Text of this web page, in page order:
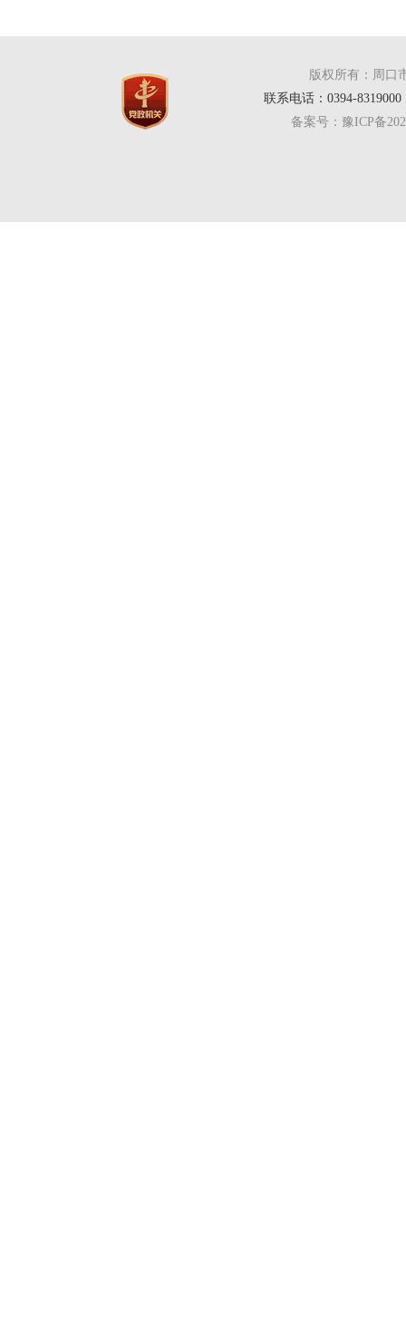
版权所有：周
联系电话：0394-
备案号：豫ICP备